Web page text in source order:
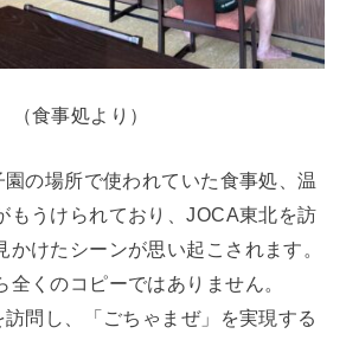
（食事処より）
の場所で使われていた食事処、温
もうけられており、JOCA東北を訪
かけたシーンが思い起こされます。
全くのコピーではありません。
問し、「ごちゃまぜ」を実現する